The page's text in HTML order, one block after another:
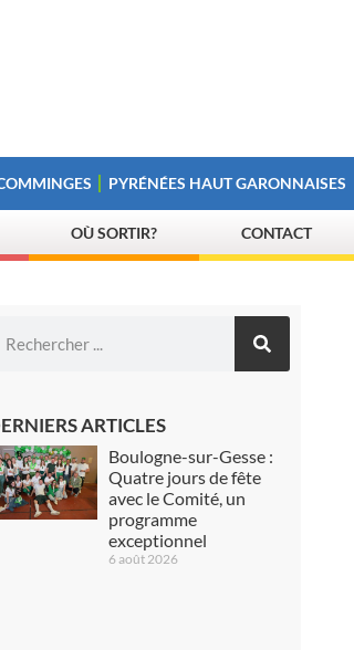
PYRÉNÉES HAUT GARONNAISES
OÙ SORTIR? CONTACT
ARTICLES
Boulogne-sur-Gesse :
Quatre jours de fête
avec le Comité, un
programme
exceptionnel
6 août 2026